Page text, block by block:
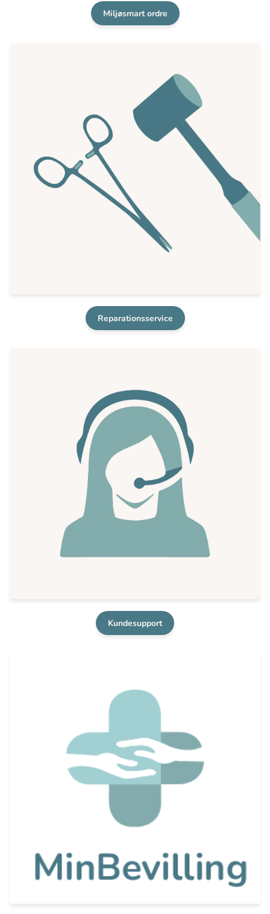
Miljøsmart ordre
Reparationsservice
Kundesupport